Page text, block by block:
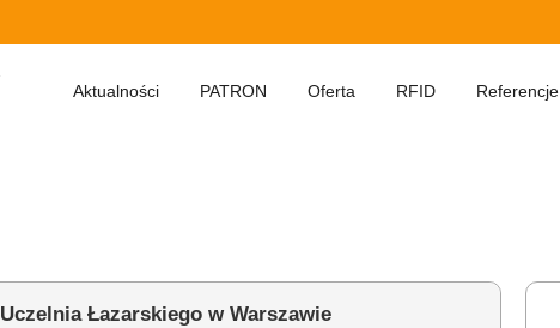
Aktualności PATRON Oferta RFID Referencje
Uczelnia Łazarskiego w Warszawie